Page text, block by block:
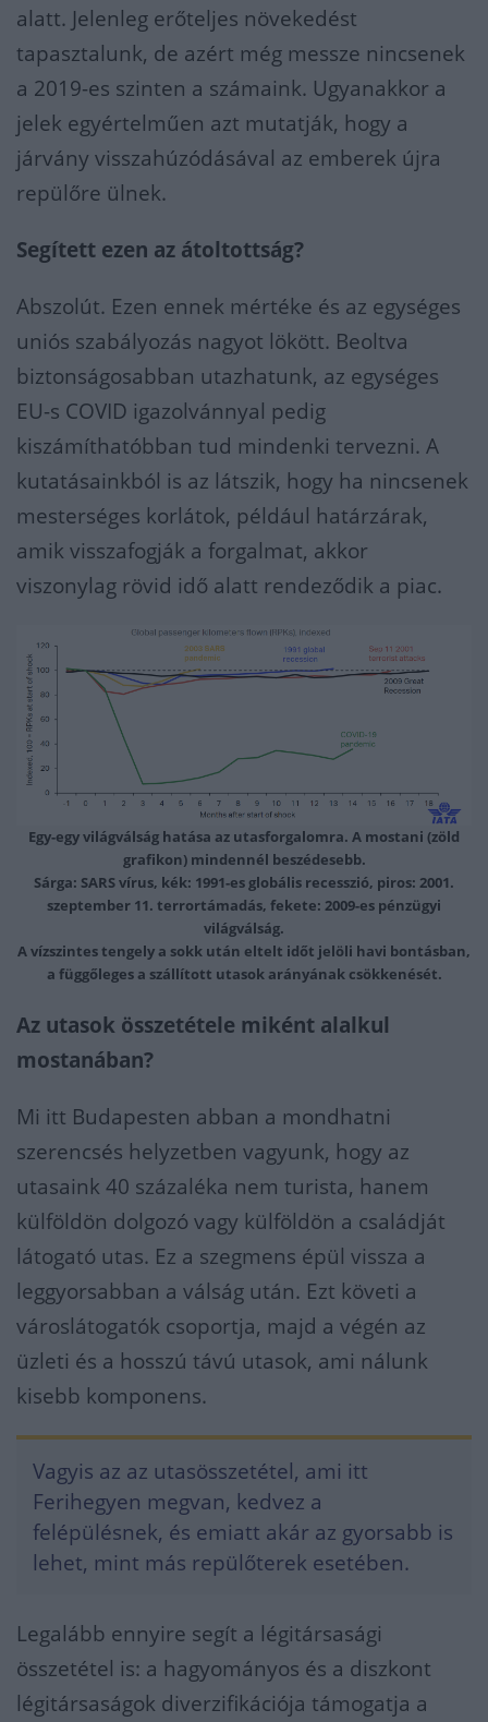
alatt. Jelenleg erőteljes növekedést
tapasztalunk, de azért még messze nincsenek
a 2019-es szinten a számaink. Ugyanakkor a
jelek egyértelműen azt mutatják, hogy a
járvány visszahúzódásával az emberek újra
repülőre ülnek.
Segített ezen az átoltottság?
Abszolút. Ezen ennek mértéke és az egységes
uniós szabályozás nagyot lökött. Beoltva
biztonságosabban utazhatunk, az egységes
EU-s COVID igazolvánnyal pedig
kiszámíthatóbban tud mindenki tervezni. A
kutatásainkból is az látszik, hogy ha nincsenek
mesterséges korlátok, például határzárak,
amik visszafogják a forgalmat, akkor
viszonylag rövid idő alatt rendeződik a piac.
Egy-egy világválság hatása az utasforgalomra. A mostani (zöld
grafikon) mindennél beszédesebb.
Sárga: SARS vírus, kék: 1991-es globális recesszió, piros: 2001.
szeptember 11. terrortámadás, fekete: 2009-es pénzügyi
világválság.
A vízszintes tengely a sokk után eltelt időt jelöli havi bontásban,
a függőleges a szállított utasok arányának csökkenését.
Az utasok összetétele miként alalkul
mostanában?
Mi itt Budapesten abban a mondhatni
szerencsés helyzetben vagyunk, hogy az
utasaink 40 százaléka nem turista, hanem
külföldön dolgozó vagy külföldön a családját
látogató utas. Ez a szegmens épül vissza a
leggyorsabban a válság után. Ezt követi a
városlátogatók csoportja, majd a végén az
üzleti és a hosszú távú utasok, ami nálunk
kisebb komponens.
Vagyis az az utasösszetétel, ami itt
Ferihegyen megvan, kedvez a
felépülésnek, és emiatt akár az gyorsabb is
lehet, mint más repülőterek esetében.
Legalább ennyire segít a légitársasági
összetétel is: a hagyományos és a diszkont
légitársaságok diverzifikációja támogatja a